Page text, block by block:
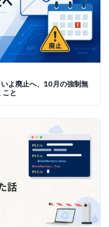
よ廃止へ、10月の強制無
と